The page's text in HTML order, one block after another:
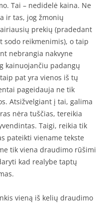
Tai – nedidelė kaina. Ne
ir tas, jog žmonių
prekių (pradedant
reikmenimis), o taip
nebrangia nakvyne
kainuojančiu padangų
taip pat yra vienos iš tų
pageidauja ne tik
Atsižvelgiant į tai, galima
nėra tuščias, tereikia
Taigi, reikia tik
pateikti viename tekste
tik viena draudimo rūšimi
kad realybe taptų
vieną iš kelių draudimo